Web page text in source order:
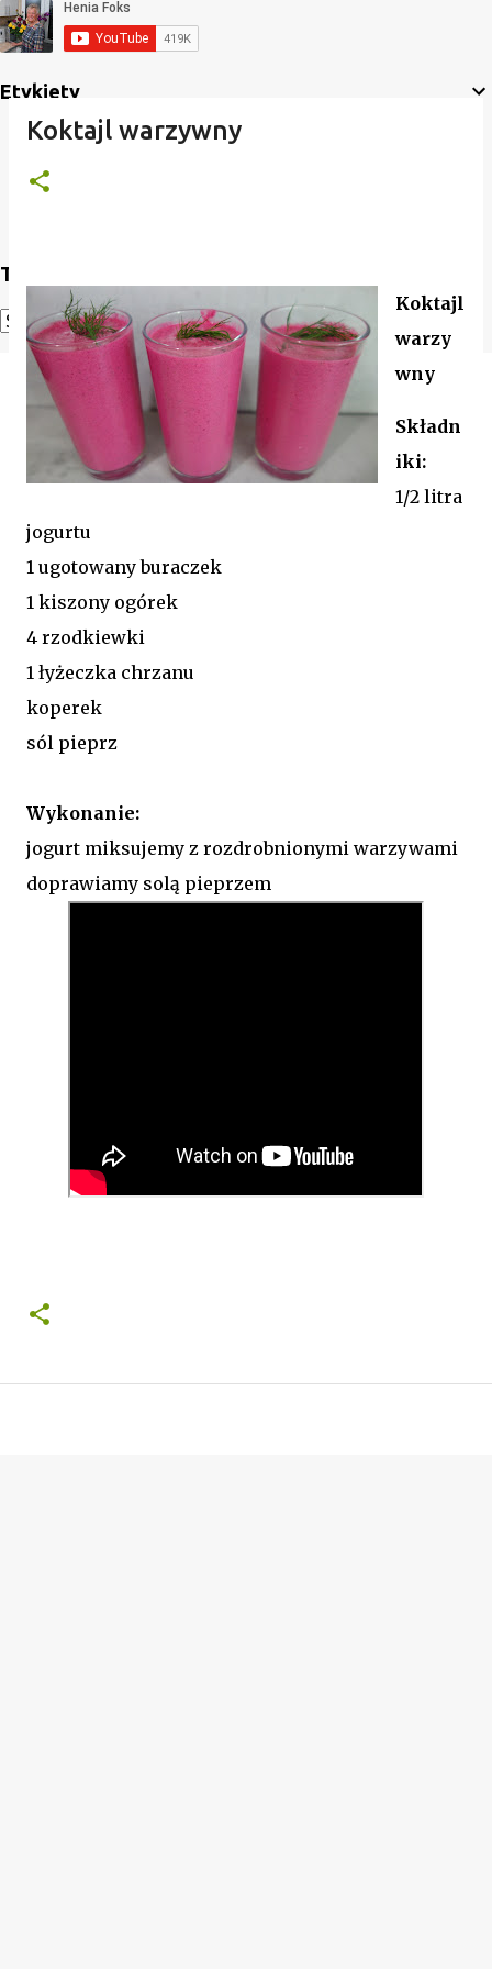
Etykiety
Translate
Powered by Translate
Koktajl warzywny
Koktajl
warzy
wny
Składn
iki:
1/2 litra
jogurtu
1 ugotowany buraczek
1 kiszony ogórek
4 rzodkiewki
1 łyżeczka chrzanu
koperek
sól pieprz
Wykonanie:
jogurt miksujemy z rozdrobnionymi warzywami
doprawiamy solą pieprzem